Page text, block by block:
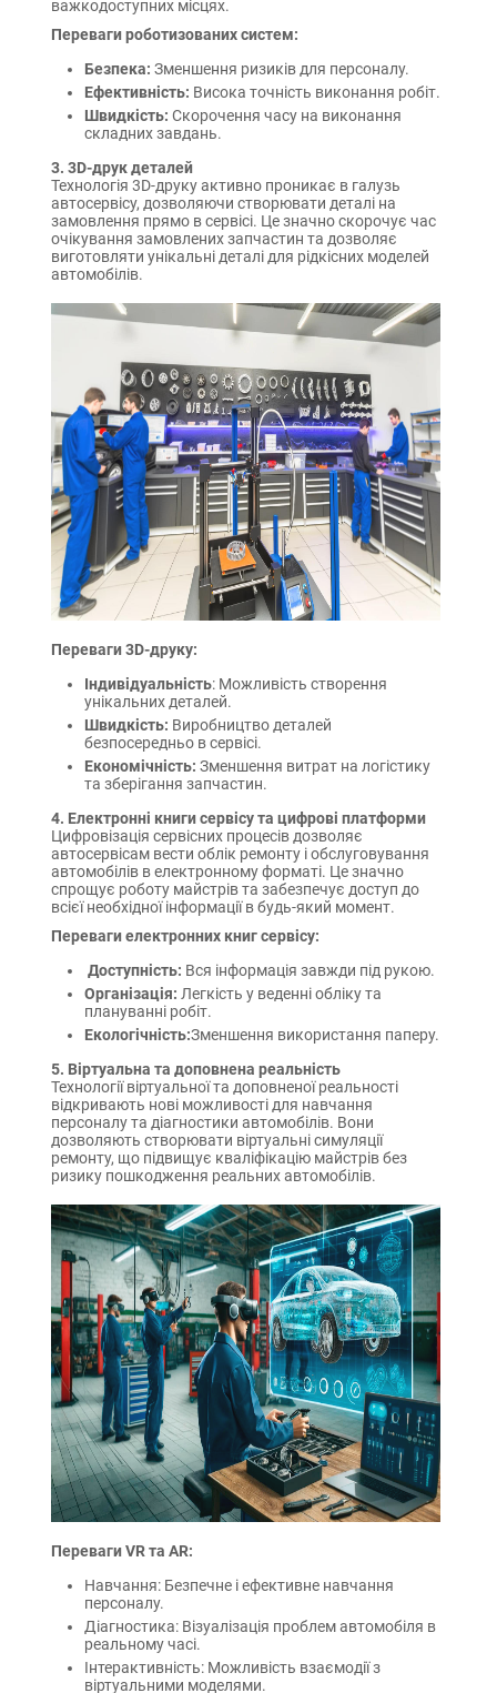
важкодоступних місцях.
Переваги роботизованих систем:
Безпека: Зменшення ризиків для персоналу.
Ефективність: Висока точність виконання робіт.
Швидкість: Скорочення часу на виконання
складних завдань.
3. 3D-друк деталей
Технологія 3D-друку активно проникає в галузь
автосервісу, дозволяючи створювати деталі на
замовлення прямо в сервісі. Це значно скорочує час
очікування замовлених запчастин та дозволяє
виготовляти унікальні деталі для рідкісних моделей
автомобілів.
Переваги 3D-друку:
Індивідуальність: Можливість створення
унікальних деталей.
Швидкість: Виробництво деталей
безпосередньо в сервісі.
Економічність: Зменшення витрат на логістику
та зберігання запчастин.
4. Електронні книги сервісу та цифрові платформи
Цифровізація сервісних процесів дозволяє
автосервісам вести облік ремонту і обслуговування
автомобілів в електронному форматі. Це значно
спрощує роботу майстрів та забезпечує доступ до
всієї необхідної інформації в будь-який момент.
Переваги електронних книг сервісу:
Доступність: Вся інформація завжди під рукою.
Організація: Легкість у веденні обліку та
плануванні робіт.
Екологічність:Зменшення використання паперу.
5. Віртуальна та доповнена реальність
Технології віртуальної та доповненої реальності
відкривають нові можливості для навчання
персоналу та діагностики автомобілів. Вони
дозволяють створювати віртуальні симуляції
ремонту, що підвищує кваліфікацію майстрів без
ризику пошкодження реальних автомобілів.
Переваги VR та AR:
Навчання: Безпечне і ефективне навчання
персоналу.
Діагностика: Візуалізація проблем автомобіля в
реальному часі.
Інтерактивність: Можливість взаємодії з
віртуальними моделями.